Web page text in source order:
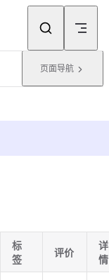
页面导航
标
签
评价
详
情